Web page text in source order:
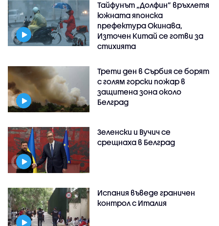
Тайфунът „Долфин” връхлетя
южната японска
префектура Окинава,
Източен Китай се готви за
стихията
Трети ден в Сърбия се борят
с голям горски пожар в
защитена зона около
Белград
Зеленски и Вучич се
срещнаха в Белград
Испания въведе граничен
контрол с Италия